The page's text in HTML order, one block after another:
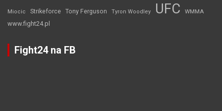
Miocic Strikeforce Tony Ferguson Tyron Woodley UFC WMMA
www.fight24.pl
Fight24 na FB